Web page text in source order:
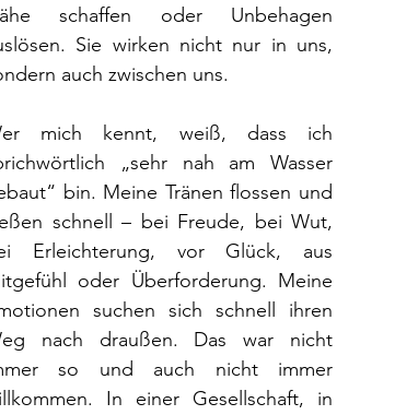
schaffen oder Unbehagen
Sie wirken nicht nur in uns,
auch zwischen uns.
mich kennt, weiß, dass ich
„sehr nah am Wasser
bin. Meine Tränen flossen und
schnell – bei Freude, bei Wut,
Erleichterung, vor Glück, aus
oder Überforderung. Meine
suchen sich schnell ihren
nach draußen. Das war nicht
so und auch nicht immer
In einer Gesellschaft, in